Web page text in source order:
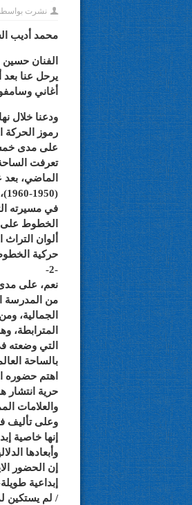
نشرت
محمد أديب
الفنان
يرحل عنا
أغاني
رموز الحركة
على مدى
تعرفت
الماضي،
(1950-1960)، من أجل تعميق ثقافته الفنية ومعارفه التشكيلية.
في مسيرته
الخطوط على
ألوان
حركية
-2-
نعم، على
من المدرسة
الجمالية،
المترابطة،
التي وضعته
بالساحة
اهتم حضوره
حرية انتشار
والعلامات
وعلى تأليف
إنها خاصية
وأبعادها
إن الحضور
إبداعية
/ لم يستكين